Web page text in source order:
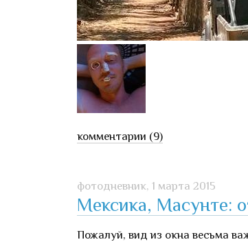
комментарии (9)
фотодневник, 1 марта 2015
Мексика, Масунте:
Пожалуй, вид из окна весьма